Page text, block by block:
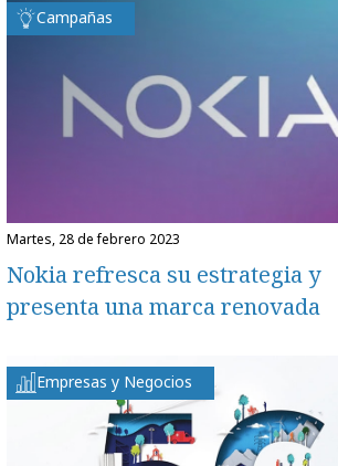
Campañas
martes, 28 de febrero 2023
Nokia refresca su estrategia y
presenta una marca renovada
Empresas y Negocios